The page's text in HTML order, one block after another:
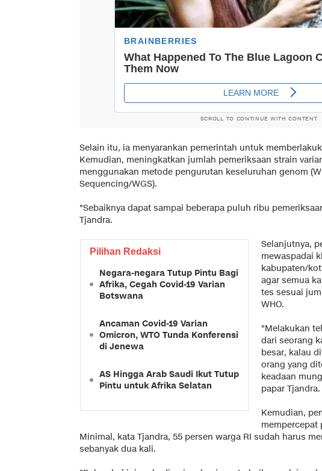
SCROLL TO CONTINUE WITH CONTENT
Selain itu, ia menyarankan pemerintah untuk
Kemudian, meningkatkan jumlah pemeriksaan strain
menggunakan metode pengurutan keseluruhan genom
Sequencing/WGS).
"Sebaiknya dapat sampai beberapa puluh ribu
Tjandra.
Pilihan Redaksi
Negara-negara Tutup Pintu Bagi
Afrika, Cegah Covid-19 Varian
Botswana
Ancaman Covid-19 Varian
Omicron, WTO Tunda Konferensi
di Jenewa
AS Hingga Arab Saudi Ikut Tutup
Pintu untuk Afrika Selatan
Selanjutnya,
mewaspadai
kabupaten/
agar semua
tes sesuai
WHO.
"Melakukan
dari seorang
besar, kalau
orang yang
keadaan
papar Tjandra.
Kemudian,
mempercepat
Minimal, kata Tjandra, 55 persen warga RI sudah harus
sebanyak dua kali.